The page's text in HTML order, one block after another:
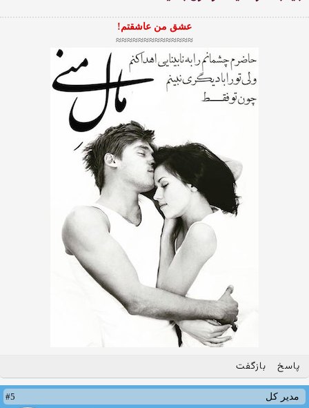
عشق من عاشقتم!
≈≈≈≈≈≈≈≈≈≈≈≈≈≈
پاسخ بازگفت
مدیر کل
#5